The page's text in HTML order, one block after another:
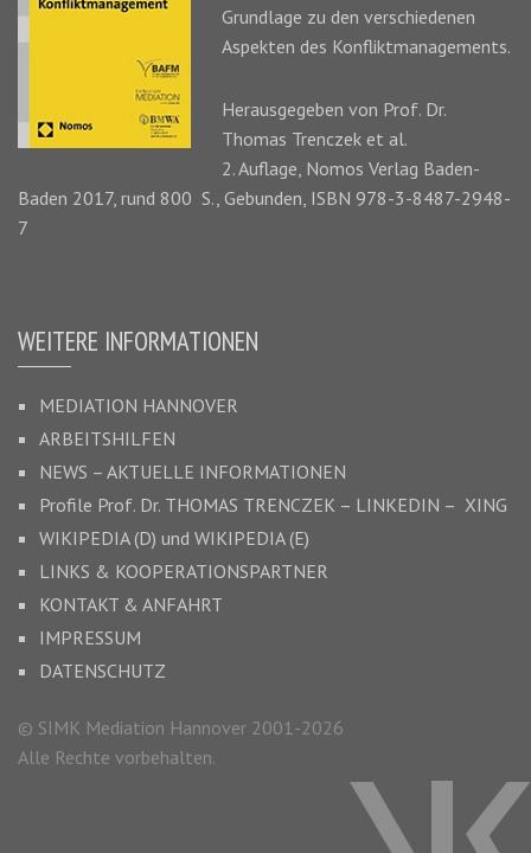
Grundlage zu den verschiedenen
Aspekten des Konfliktmanagements.
Herausgegeben von Prof. Dr.
Thomas Trenczek et al.
2. Auflage, Nomos Verlag Baden-
Baden 2017, rund 800 S., Gebunden, ISBN 978-3-8487-2948-
7
WEITERE INFORMATIONEN
MEDIATION HANNOVER
ARBEITSHILFEN
NEWS – AKTUELLE INFORMATIONEN
Profile Prof. Dr. THOMAS TRENCZEK– LINKEDIN – XING
WIKIPEDIA (D) und WIKIPEDIA (E)
LINKS & KOOPERATIONSPARTNER
KONTAKT & ANFAHRT
IMPRESSUM
DATENSCHUTZ
© SIMK Mediation Hannover 2001-2026
Alle Rechte vorbehalten.